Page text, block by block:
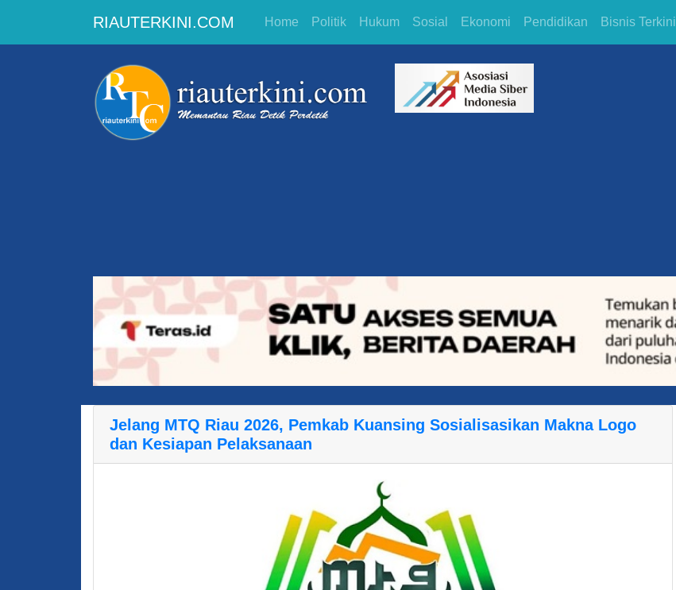
RIAUTERKINI.COM Home Politik Hukum Sosial Ekonomi Pendidikan Bisnis Terkini
Jelang MTQ Riau 2026, Pemkab Kuansing Sosialisasikan Makna Logo
dan Kesiapan Pelaksanaan